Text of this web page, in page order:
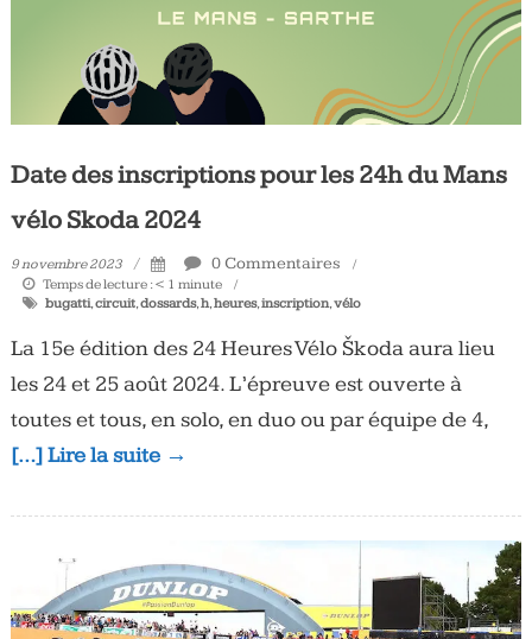
Date des inscriptions pour les 24h du Mans
vélo Skoda 2024
9 novembre 2023 0 Commentaires
Temps de lecture : < 1 minute
bugatti,circuit,dossards,h,heures,inscription,vélo
La 15e édition des 24 Heures Vélo Škoda aura lieu
les 24 et 25 août 2024. L’épreuve est ouverte à
toutes et tous, en solo, en duo ou par équipe de 4,
[…] Lire la suite →